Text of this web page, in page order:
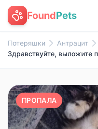
FoundPets
Потеряшки Антрацит
ПРОПАЛА